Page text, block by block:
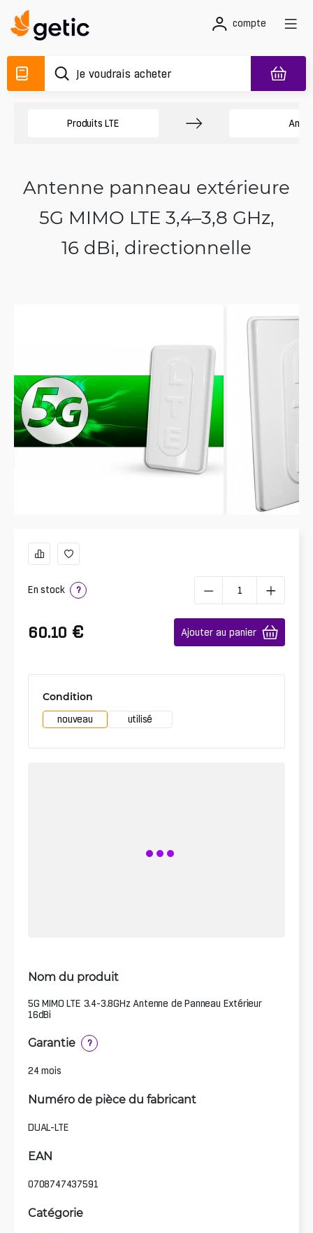
compte
Produits LTE
Antenne panneau extérieure
5G MIMO LTE 3,4–3,8 GHz,
16 dBi, directionnelle
En stock ?
60.10 € Ajouter au panier
Condition
nouveau utilisé
Nom du produit
5G MIMO LTE 3.4-3.8GHz Antenne de Panneau Extérieur
16dBi
Garantie ?
24 mois
Numéro de pièce du fabricant
DUAL-LTE
EAN
0708747437591
Catégorie